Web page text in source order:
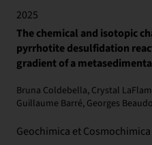
2025
The chemical and isotopic
pyrrhotite desulfidation
gradient of a
Bruna Coldebella, Crystal
Guillaume Barré, Georges
Geochimica et Cosmochimica